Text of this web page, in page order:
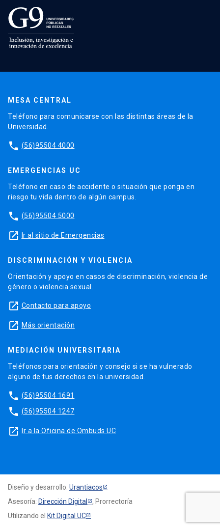
MESA CENTRAL
Teléfono para comunicarse con las distintas áreas de la
Universidad.
phone (56)95504 4000
EMERGENCIAS UC
Teléfono en caso de accidente o situación que ponga en
riesgo tu vida dentro de algún campus.
phone (56)95504 5000
launch Ir al sitio de Emergencias
DISCRIMINACIÓN Y VIOLENCIA
Orientación y apoyo en casos de discriminación, violencia de
género o violencia sexual.
launch Contacto para apoyo
launch Más orientación
MEDIACIÓN UNIVERSITARIA
Teléfonos para orientación y consejo si se ha vulnerado
alguno de tus derechos en la universidad.
phone (56)95504 1691
phone (56)95504 1247
launch Ir a la Oficina de Ombuds UC
Diseño y desarrollo: Urantiacos
Asesoría: Dirección Digital
, Prorrectoría
Utilizando el Kit Digital UC